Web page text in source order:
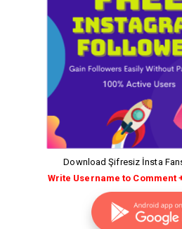
Download Şifresiz İnsta
Write Username to Comment